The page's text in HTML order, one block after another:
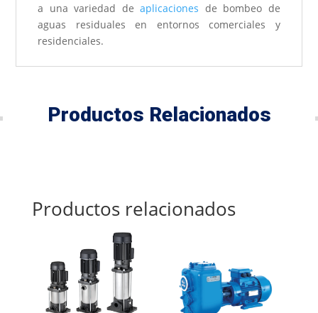
a una variedad deaplicaciones de bombeo de
aguas residuales en entornos comerciales y
residenciales.
Productos Relacionados
Productos relacionados